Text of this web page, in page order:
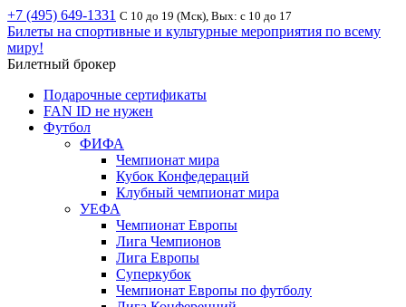
+7 (495) 649-1331 С 10 до 19 (Мск), Вых: с 10 до 17
Билеты на спортивные и культурные мероприятия по всему
миру!
Билетный брокер
Подарочные сертификаты
FAN ID не нужен
Футбол
ФИФА
Чемпионат мира
Кубок Конфедераций
Клубный чемпионат мира
УЕФА
Чемпионат Европы
Лига Чемпионов
Лига Европы
Суперкубок
Чемпионат Европы по футболу